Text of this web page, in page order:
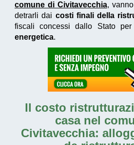
comune di Civitavecchia,
detrarli dai costi finali della
fiscali concessi dallo Stato
energetica.
Il costo
casa nel
Civitavecchia: